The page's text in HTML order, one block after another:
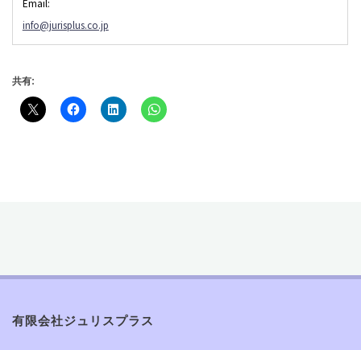
Email:
info@jurisplus.co.jp
共有:
有限会社ジュリスプラス